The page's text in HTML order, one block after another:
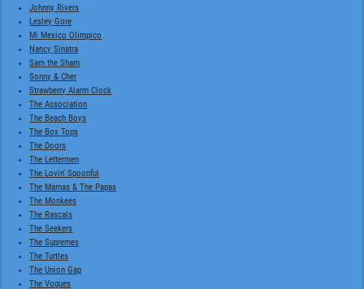
Johnny Rivers
Lesley Gore
Mi Mexico Olimpico
Nancy Sinatra
Sam the Sham
Sonny & Cher
Strawberry Alarm Clock
The Association
The Beach Boys
The Box Tops
The Doors
The Lettermen
The Lovin' Spoonful
The Mamas & The Papas
The Monkees
The Rascals
The Seekers
The Supremes
The Turtles
The Union Gap
The Vogues